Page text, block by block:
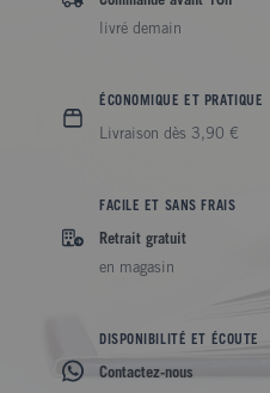
livré demain
ÉCONOMIQUE ET PRATIQUE
Livraison dès 3,90 €
FACILE ET SANS FRAIS
Retrait gratuit
en magasin
DISPONIBILITÉ ET ÉCOUTE
Contactez-nous